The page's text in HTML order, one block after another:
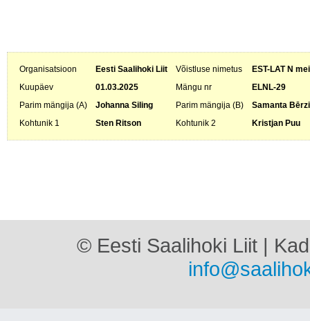
Organisatsioon Eesti Saalihoki Liit Võistluse nimetus
EST-LAT N
Kuupäev
01.03.2025 Mängu nr
ELNL-29
Parim mängija (A)
Johanna Siling Parim mängija (B)
Samanta
Kohtunik 1
Sten Ritson Kohtunik 2 Kristjan Puu
© Eesti Saalihoki Liit |